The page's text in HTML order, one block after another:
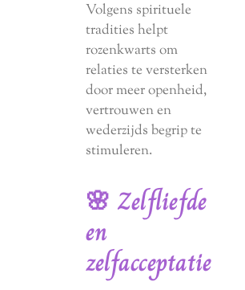
Volgens spirituele
tradities helpt
rozenkwarts om
relaties te versterken
door meer openheid,
vertrouwen en
wederzijds begrip te
stimuleren.
🌸 Zelfliefde
en
zelfacceptatie